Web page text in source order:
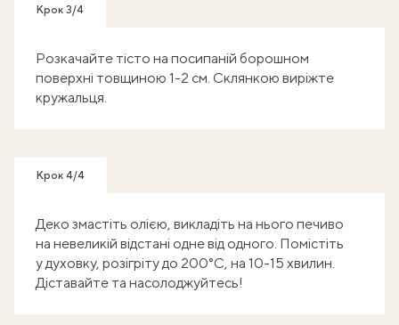
Крок 3/4
Розкачайте тісто на посипаній борошном
поверхні товщиною 1-2 см. Склянкою виріжте
кружальця.
Крок 4/4
Деко змастіть олією, викладіть на нього печиво
на невеликій відстані одне від одного. Помістіть
у духовку, розігріту до 200°C, на 10-15 хвилин.
Діставайте та насолоджуйтесь!